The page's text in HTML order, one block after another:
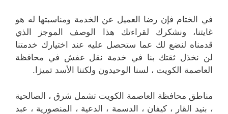
في الختام فإن رضا العميل عن الخدمة ومناسبتها له هو
غايتنا، ونشكرك لقراءتك هذا الوصف الموجز الذي
قدمناه لنضع لك عما ستحصل عليه عند اختيارك خدمتنا
لن نخذل ثقتك بنا في خدمة نقل عفش في محافظة
العاصمة الكويت ، لسنا الوحيدون ولكننا الأسد تميزا.
مناطق محافظة العاصمة الكويت تشمل شرق ، الصالحية
، بنيد القار ، كيفان ، الدسمة ، الدعية ، المنصورية ، عبد